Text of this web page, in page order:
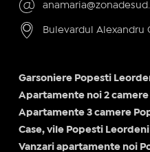
Bulevardul Alexandru
Garsoniere Popesti
Apartamente noi 2
Apartamente 3 camere
Case, vile Popesti Leordeni
Vanzari apartamente noi